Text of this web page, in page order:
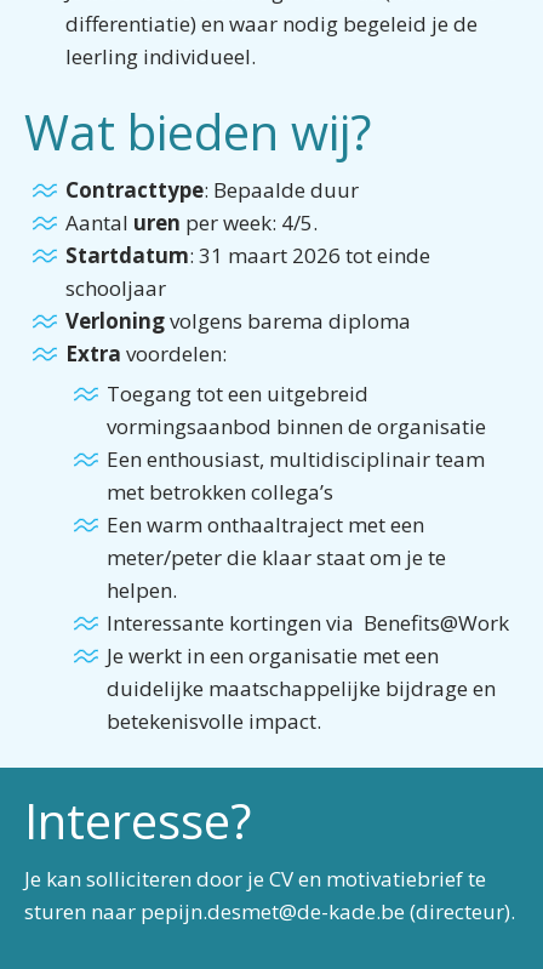
differentiatie) en waar nodig begeleid je de
leerling individueel.
Wat bieden wij?
Contracttype: Bepaalde duur
Aantal uren per week: 4/5.
Startdatum: 31 maart 2026 tot einde
schooljaar
Verloningvolgens barema diploma
Extra voordelen:​​​​​​​
Toegang tot een uitgebreid
vormingsaanbod binnen de organisatie
Een enthousiast, multidisciplinair team
met betrokken collega’s
Een warm onthaaltraject met een
meter/peter die klaar staat om je te
helpen.
Interessante kortingen via Benefits@Work
Je werkt in een organisatie met een
duidelijke maatschappelijke bijdrage en
betekenisvolle impact.
Interesse?
Je kan solliciteren door je CV en motivatiebrief te
sturen naar pepijn.desmet@de-kade.be (directeur).